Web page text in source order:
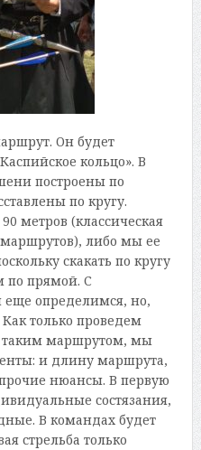
Он будет
кольцо». В
построены по
по кругу.
метров (классическая
либо мы ее
скакать по кругу
по прямой. С
определимся, но,
Как только проведем
таким маршрутом, мы
и длину маршрута,
нюансы. В первую
состязания,
В командах будет
стрельба только